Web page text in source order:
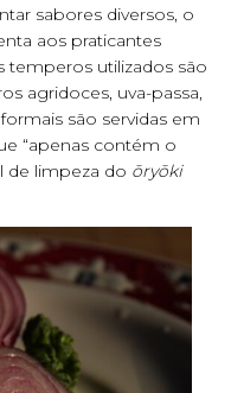
sabores diversos, o
aos praticantes
temperos utilizados são
agridoces, uva-passa,
são servidas em
“apenas contém o
de limpeza do ōryōki